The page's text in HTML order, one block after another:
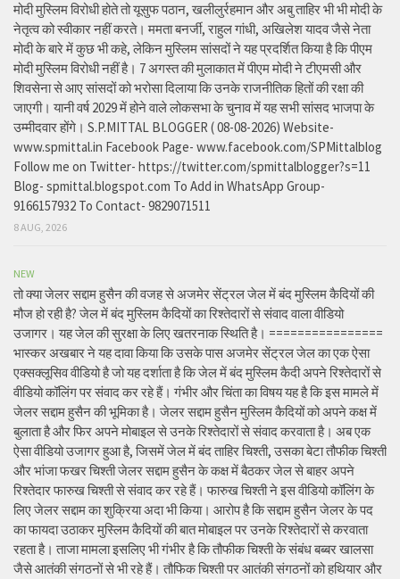
मोदी मुस्लिम विरोधी होते तो यूसुफ पठान, खलीलुर्रहमान और अबु ताहिर भी भी मोदी के
नेतृत्व को स्वीकार नहीं करते। ममता बनर्जी, राहुल गांधी, अखिलेश यादव जैसे नेता
मोदी के बारे में कुछ भी कहे, लेकिन मुस्लिम सांसदों ने यह प्रदर्शित किया है कि पीएम
मोदी मुस्लिम विरोधी नहीं है। 7 अगस्त की मुलाकात में पीएम मोदी ने टीएमसी और
शिवसेना से आए सांसदों को भरोसा दिलाया कि उनके राजनीतिक हितों की रक्षा की
जाएगी। यानी वर्ष 2029 में होने वाले लोकसभा के चुनाव में यह सभी सांसद भाजपा के
उम्मीदवार होंगे। S.P.MITTAL BLOGGER ( 08-08-2026) Website-
www.spmittal.in Facebook Page- www.facebook.com/SPMittalblog
Follow me on Twitter- https://twitter.com/spmittalblogger?s=11
Blog- spmittal.blogspot.com To Add in WhatsApp Group-
9166157932 To Contact- 9829071511
8 AUG, 2026
NEW
तो क्या जेलर सद्दाम हुसैन की वजह से अजमेर सेंट्रल जेल में बंद मुस्लिम कैदियों की
मौज हो रही है? जेल में बंद मुस्लिम कैदियों का रिश्तेदारों से संवाद वाला वीडियो
उजागर। यह जेल की सुरक्षा के लिए खतरनाक स्थिति है। ================
भास्कर अखबार ने यह दावा किया कि उसके पास अजमेर सेंट्रल जेल का एक ऐसा
एक्सक्लूसिव वीडियो है जो यह दर्शाता है कि जेल में बंद मुस्लिम कैदी अपने रिश्तेदारों से
वीडियो कॉलिंग पर संवाद कर रहे हैं। गंभीर और चिंता का विषय यह है कि इस मामले में
जेलर सद्दाम हुसैन की भूमिका है। जेलर सद्दाम हुसैन मुस्लिम कैदियों को अपने कक्ष में
बुलाता है और फिर अपने मोबाइल से उनके रिश्तेदारों से संवाद करवाता है। अब एक
ऐसा वीडियो उजागर हुआ है, जिसमें जेल में बंद ताहिर चिश्ती, उसका बेटा तौफीक चिश्ती
और भांजा फखर चिश्ती जेलर सद्दाम हुसैन के कक्ष में बैठकर जेल से बाहर अपने
रिश्तेदार फारुख चिश्ती से संवाद कर रहे हैं। फारुख चिश्ती ने इस वीडियो कॉलिंग के
लिए जेलर सद्दाम का शुक्रिया अदा भी किया। आरोप है कि सद्दाम हुसैन जेलर के पद
का फायदा उठाकर मुस्लिम कैदियों की बात मोबाइल पर उनके रिश्तेदारों से करवाता
रहता है। ताजा मामला इसलिए भी गंभीर है कि तौफीक चिश्ती के संबंध बब्बर खालसा
जैसे आतंकी संगठनों से भी रहे हैं। तौफिक चिश्ती पर आतंकी संगठनों को हथियार और